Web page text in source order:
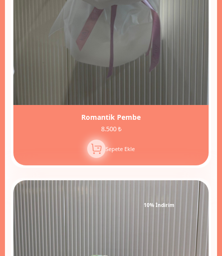
Romantik Pembe
8.500 ₺
Sepete Ekle
10% İndirim